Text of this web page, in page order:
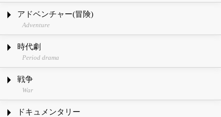
アドベンチャー(冒険)
Adventure
時代劇
Period drama
戦争
War
ドキュメンタリー